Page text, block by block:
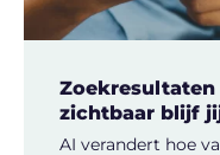
zichtbaar blijf
AI verandert hoe